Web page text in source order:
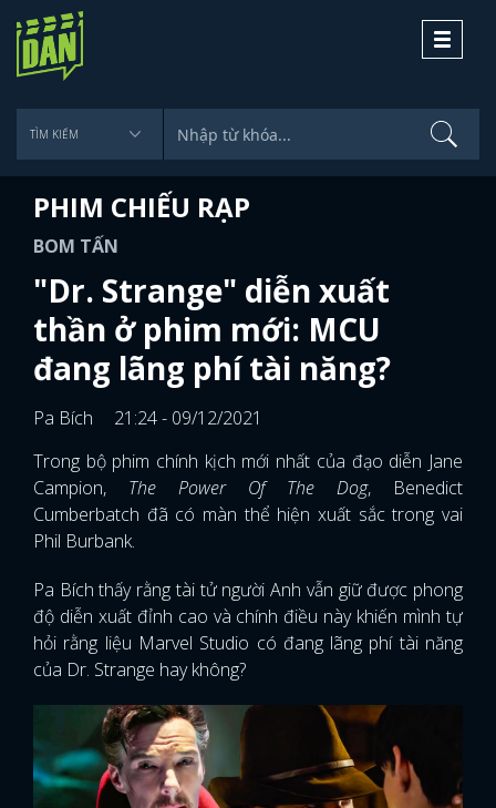
Toggle
PHIM CHIẾU RẠP
BOM TẤN
"Dr. Strange" diễn xuất
thần ở phim mới: MCU
đang lãng phí tài năng?
Pa Bích
21:24 - 09/12/2021
Trong bộ phim chính kịch mới nhất của đạo diễn Jane
Campion, The Power Of The Dog, Benedict
Cumberbatch đã có màn thể hiện xuất sắc trong vai
Phil Burbank.
Pa Bích thấy rằng tài tử người Anh vẫn giữ được phong
độ diễn xuất đỉnh cao và chính điều này khiến mình tự
hỏi rằng liệu Marvel Studio có đang lãng phí tài năng
của Dr. Strange hay không?